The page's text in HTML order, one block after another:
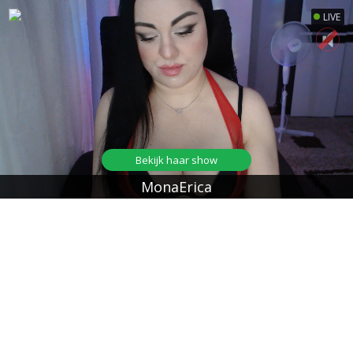
LIVE
MonaErica
Bekijk haar show